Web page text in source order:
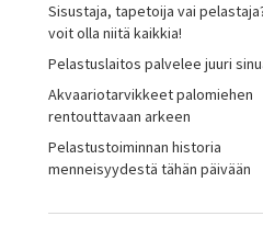
Sisustaja, tapetoija vai
voit olla niitä kaikkia!
Pelastuslaitos palvelee juuri
Akvaariotarvikkeet palomiehen
rentouttavaan arkeen
Pelastustoiminnan historia
menneisyydestä tähän päivään